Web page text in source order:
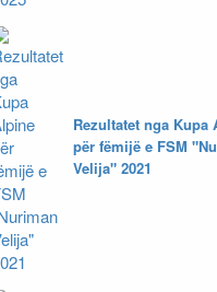
Rezultatet nga Kupa
për fëmijë e FSM
Velija" 2021